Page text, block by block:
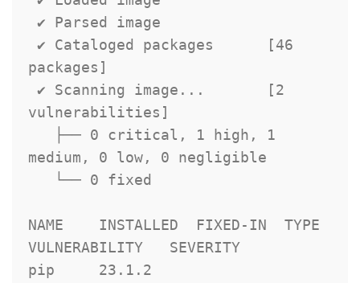
packages]
vulnerabilities]
medium, 0 low, 0 negligible
NAME    INSTALLED  FIXED-IN  TYPE
VULNERABILITY   SEVERITY
pip     23.1.2